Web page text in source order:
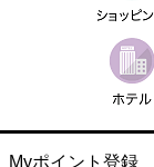
Myポイント登録